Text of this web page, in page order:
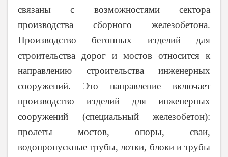
связаны с возможностями сектора
производства сборного железобетона.
Производство бетонных изделий для
строительства дорог и мостов относится к
направлению строительства инженерных
сооружений. Это направление включает
производство изделий для инженерных
сооружений (специальный железобетон):
пролеты мостов, опоры, сваи,
водопропускные трубы, лотки, блоки и трубы